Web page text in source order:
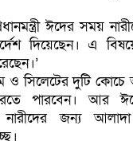
ঈদের সময়
দিয়েছেন। এ
ও সিলেটের দুটি
পারবেন। আর
নারীদের জন্য